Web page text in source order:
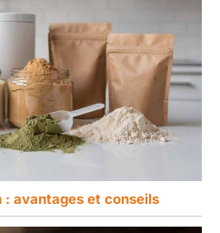
: avantages et conseils